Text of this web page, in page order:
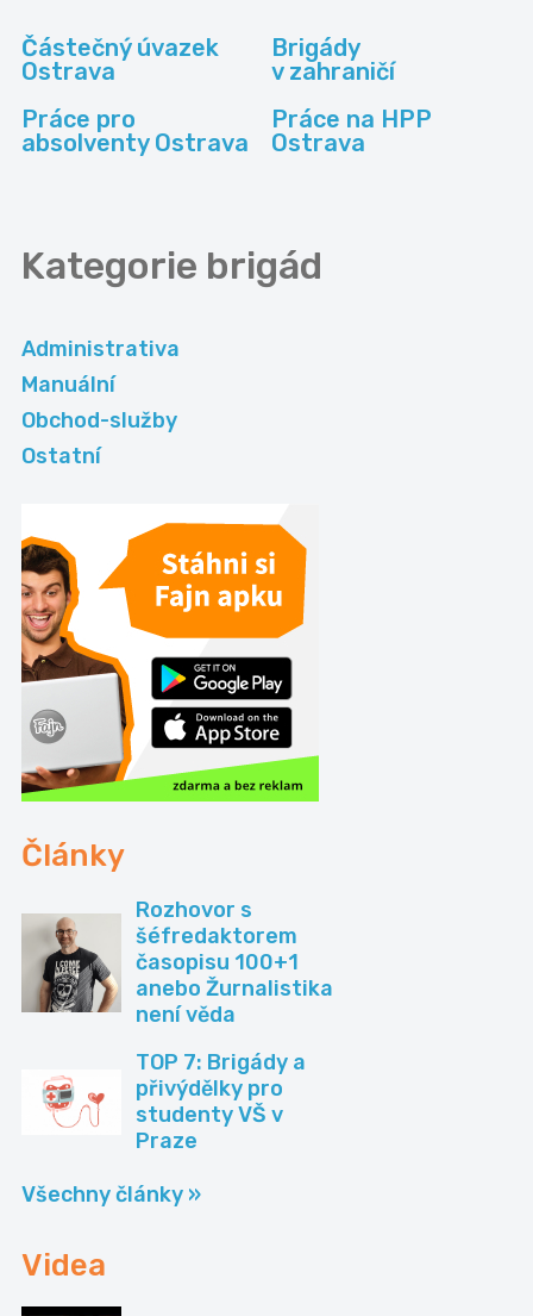
Částečný úvazek
Ostrava
Brigády
v zahraničí
Práce pro
absolventy Ostrava
Práce na HPP
Ostrava
Kategorie brigád
Administrativa
Manuální
Obchod-služby
Ostatní
Články
Rozhovor s
šéfredaktorem
časopisu 100+1
anebo Žurnalistika
není věda
TOP 7: Brigády a
přivýdělky pro
studenty VŠ v
Praze
Všechny články »
Videa